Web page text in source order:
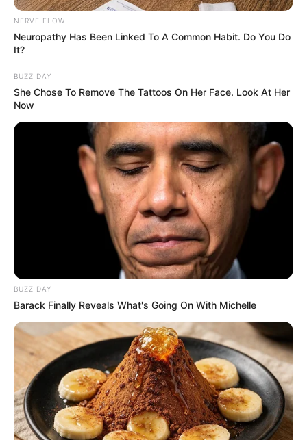
Por:Paola Agredo Tapias
Mayo 21, 2025
UNIRSE AL CANAL DE WHATSAPP
En la Institución Educativa La Candelaria, ubicada en el
barrio Santo Domingo, cerca de1.300 estudiantes de
podrán conocer las rutas que pueden tomar
luego de terminar el colegio. Se trata de la Feria Siguiente
Nivel en Tu Territorio de la Alcaldía de Medellín, que lleva
la oferta de programas técnicos, tecnológicos y
universitarios a los barrios.
La jornada será este jueves 22 de mayo, entre las 8:00
a.m. y las 2:30 p.m., y contará con la participación de
estudiantes de 17 establecimientos del núcleo educativo,
como la I.E. Antonio Derka, I.E. Pequeña María, I.E. Gente
Unida, I.E. La Avanzada, I.E. Fe y Alegría Santo Domingo,
I.E. Nuevo Horizonte y la I.E. San Nicolás, entre otras.
Lea también:Mutatá: Joven murió al viajar oculto en
una tractomula con chatarra; habría golpeado su cabeza
contra una valla metálica
NERVE FLOW
Neuropathy Has Been Linked To A Common Habit. Do You Do
It?
BUZZ DAY
She Chose To Remove The Tattoos On Her Face. Look At Her
Now
BUZZ DAY
Barack Finally Reveals What's Going On With Michelle